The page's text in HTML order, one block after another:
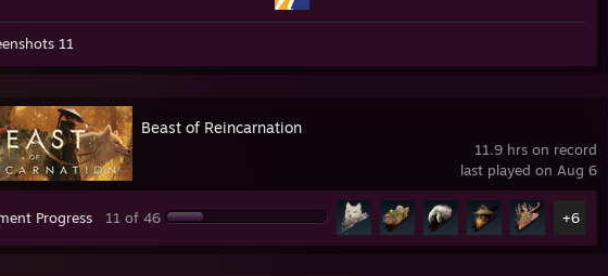
11
11.9 hrs on record
last played on Aug 6
Beast of Reincarnation
Progress 11 of 46 +6